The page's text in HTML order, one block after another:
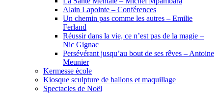
Alain Lapointe – Conférences
Un chemin pas comme les autres – Emilie
Ferland
Réussir dans la vie, ce n’est pas de la magie –
Nic Gignac
Persévérant jusqu’au bout de ses rêves – Antoine
Meunier
Kermesse école
Kiosque sculpture de ballons et maquillage
Spectacles de Noël